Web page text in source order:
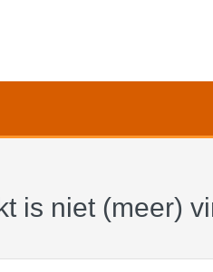
is niet (meer)